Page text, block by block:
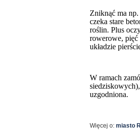
Zniknąć ma
czeka stare
roślin. Plus
rowerowe, pięć
układzie
W ramach
uzgodniona.
Więcej o: miasto